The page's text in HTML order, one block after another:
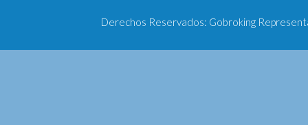
Derechos Reservados: Gobroking